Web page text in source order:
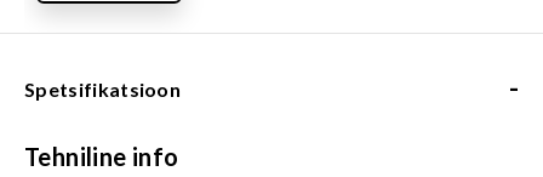
Spetsifikatsioon -
Tehniline info